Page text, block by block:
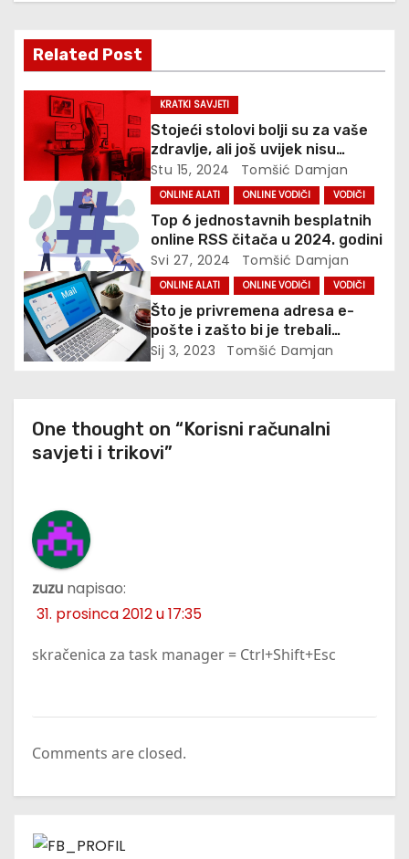
b
j
a
v
a
Related Post
KRATKI SAVJETI
Stojeći stolovi bolji su za vaše
zdravlje, ali još uvijek nisu
dovoljni
Stu 15, 2024 Tomšić Damjan
ONLINE ALATI ONLINE VODIČI VODIČI
Top 6 jednostavnih besplatnih
online RSS čitača u 2024. godini
Svi 27, 2024 Tomšić Damjan
ONLINE ALATI ONLINE VODIČI VODIČI
Što je privremena adresa e-
pošte i zašto bi je trebali
koristiti?
Sij 3, 2023 Tomšić Damjan
One thought on “Korisni računalni
savjeti i trikovi”
zuzu napisao:
31. prosinca 2012 u 17:35
skračenica za task manager = Ctrl+Shift+Esc
Comments are closed.